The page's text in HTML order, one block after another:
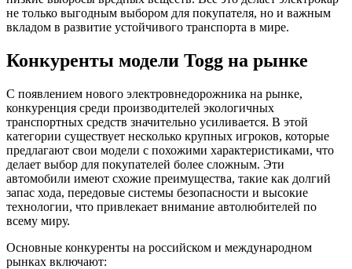
не только выгодным выбором для покупателя, но и важным
вкладом в развитие устойчивого транспорта в мире.
Конкуренты модели Togg на рынке
С появлением нового электровнедорожника на рынке,
конкуренция среди производителей экологичных
транспортных средств значительно усиливается. В этой
категории существует несколько крупных игроков, которые
предлагают свои модели с похожими характеристиками, что
делает выбор для покупателей более сложным. Эти
автомобили имеют схожие преимущества, такие как долгий
запас хода, передовые системы безопасности и высокие
технологии, что привлекает внимание автолюбителей по
всему миру.
Основные конкуренты на российском и международном
рынках включают: